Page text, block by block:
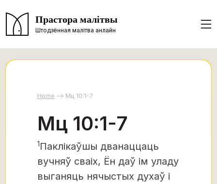
Прастора малітвы
Штодзённая малітва анлайн
Home Мц 10:1-7
Мц 10:1-7
1Паклікаўшы дванаццаць
вучняў сваіх, Ён даў ім уладу
выганяць нячыстых духаў і